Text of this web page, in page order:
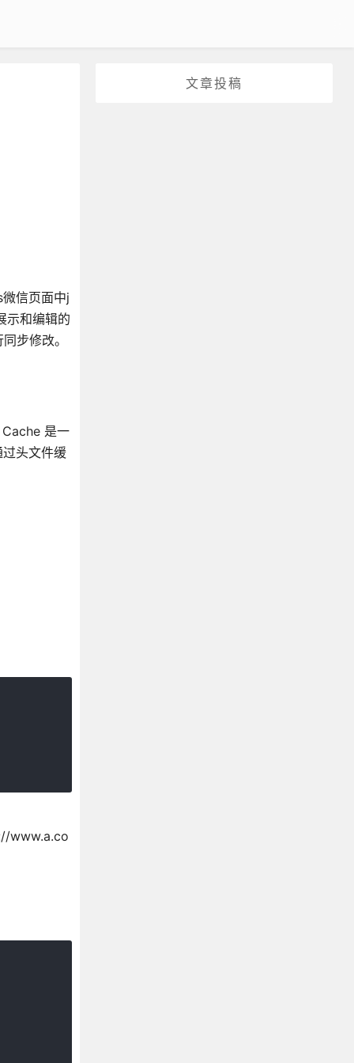
文章投稿
信页面中j
示和编辑的
步修改。
是一
头文件缓
www.a.co